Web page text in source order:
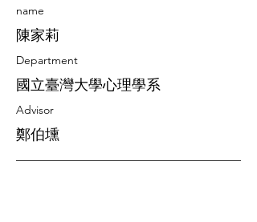
​name
陳家莉
Department
國立臺灣大學心理學系
Advisor
鄭伯壎